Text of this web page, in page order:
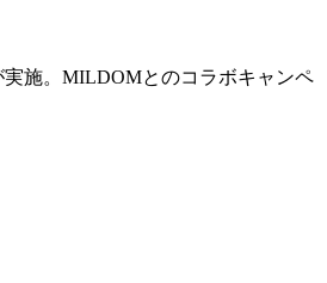
実施。MILDOMとのコラボキャンペ